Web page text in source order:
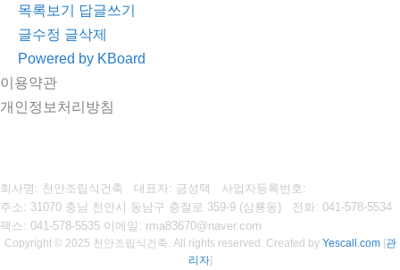
목록보기 답글쓰기
글수정 글삭제
Powered by KBoard
이용약관
개인정보처리방침
회사명: 천안조립식건축 대표자: 금성택 사업자등록번호:
주소: 31070 충남 천안시 동남구 충절로 359-9 (삼룡동) 전화: 041-578-5534
팩스: 041-578-5535 이메일: rma83670@naver.com
Copyright © 2025 천안조립식건축. All rights reserved. Created by Yescall.com[관
리자]